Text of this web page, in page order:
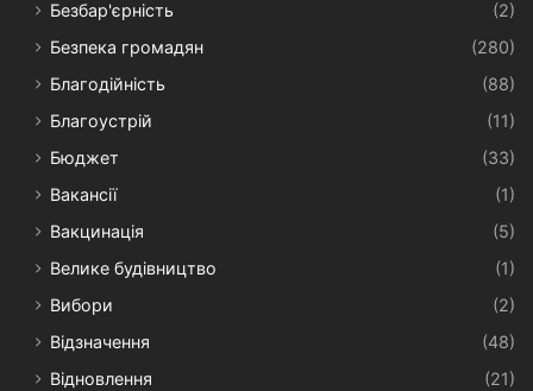
Безбар'єрність
(2)
Безпека громадян
(280)
Благодійність
(88)
Благоустрій
(11)
Бюджет
(33)
Вакансії
(1)
Вакцинація
(5)
Велике будівництво
(1)
Вибори
(2)
Відзначення
(48)
Відновлення
(21)